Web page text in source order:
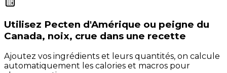
Utilisez Pecten d'Amérique ou peigne du
Canada, noix, crue dans une recette
Ajoutez vos ingrédients et leurs quantités, on calcule
automatiquement les calories et macros pour